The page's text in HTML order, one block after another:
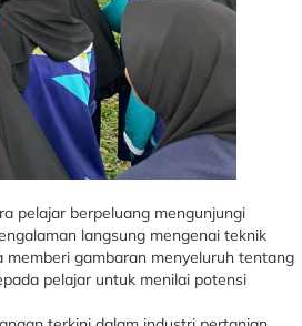
pelajar berpeluang mengunjungi
langsung mengenai teknik
gambaran menyeluruh tentang
pelajar untuk menilai potensi